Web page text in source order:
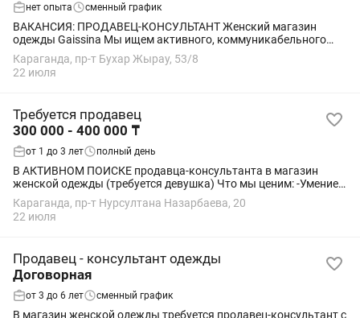
нет опыта сменный график
ВАКАНСИЯ: ПРОДАВЕЦ-КОНСУЛЬТАНТ Женский магазин
одежды Gaissina Мы ищем активного, коммуникабельного
продавца, который умеет и любит продавать, общаться с
людьми и зарабатывать. 🔹 ЧТО МЫ...
Караганда, пр-т Бухар Жырау, 53/8
22 июля
Требуется продавец
300 000 - 400 000 ₸
от 1 до 3 лет полный день
В АКТИВНОМ ПОИСКЕ продавца-консультанта в магазин
женской одежды (требуется девушка) Что мы ценим: -Умение и
желание продавать -Вежливость и пунктуальность
-Коммуникабельность -Отсутствие вредных...
Караганда, пр-т Нурсултана Назарбаева, 20
22 июля
Продавец - консультант одежды
Договорная
от 3 до 6 лет сменный график
В магазин женской одежды требуется продавец-консультант с